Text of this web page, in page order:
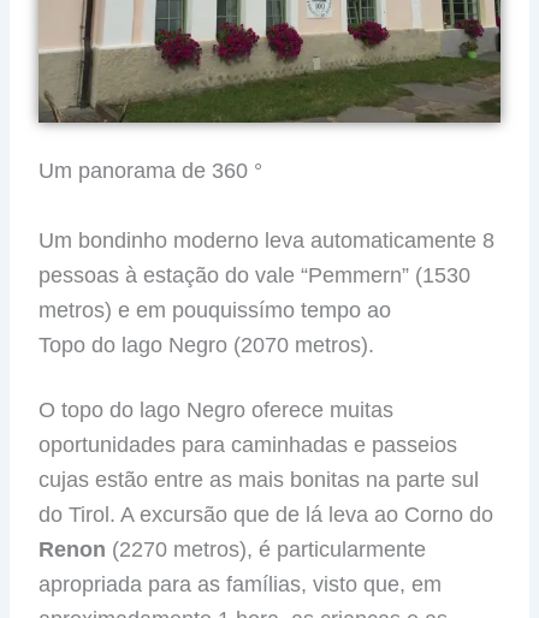
Um panorama de 360 °
Um bondinho moderno leva automaticamente 8
pessoas à estação do vale “Pemmern” (1530
metros) e em pouquissímo tempo ao
Topo do lago Negro (2070 metros).
O topo do lago Negro oferece muitas
oportunidades para caminhadas e passeios
cujas estão entre as mais bonitas na parte sul
do Tirol. A excursão que de lá leva ao Corno do
Renon (2270 metros), é particularmente
apropriada para as famílias, visto que, em